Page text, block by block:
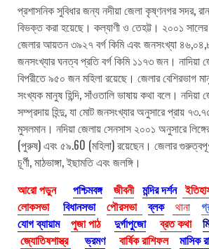
প্রশাসনিক সুবিধার জন্য নদীয়া জেলা কৃষ্ণনগর সদর,
বিভক্ত করা হয়েছে। কল্যাণী ও তেহট্ট। ২০০১
জেলার আয়তন ৩৯২৭ বর্গ কিমি এবং জনসংখ্যা
জনসংখ্যার ঘনত্ব প্রতি বর্গ কিমি ১১৭৩ জন। নাদিয়া
বিপরীতে ৯৫০ জন মহিলা রয়েছে। জেলার বেশিরভাগ
সংখ্যক মানুষ হিন্দি, সাঁওতালি ভাষায় কথা বলে। নদিয়া
সম্প্রদায় হিন্দু, যা মোট জনসংখ্যার অনুসারে প্রায়
মুসলমান। নদিয়া জেলায় সেনসাস ২০০১ অনুসারে
(পুরুষ) এবং ৫৯.60 (মহিলা) রয়েছেন। জেলার
চূর্ণী, মাঠভাঙ্গা, ইছামতি এবং জলঙ্গি।
আরো পড়ুন
পশ্চিমবঙ্গ জীবনী মন্দির দর্শন
লোকসভা
বিধানসভা পৌরসভা ব্লক থানা
যোগ ব্যায়াম
পুজা পাঠ দুর্গাপুজো ব্রত কথা
জ্যোতিষশাস্ত্র
ভ্রমণ বার্ষিক রাশিফল মাসিক